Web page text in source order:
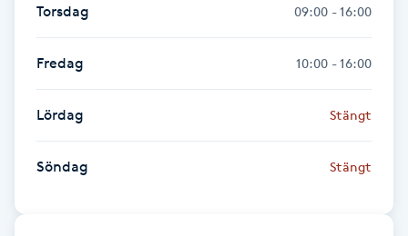
Fransförlängning Volym
Fransk manikyr
Torsdag 09:00 - 16:00
Fredag 10:00 - 16:00
Lördag Stängt
Söndag Stängt